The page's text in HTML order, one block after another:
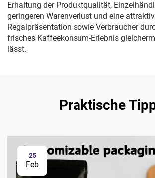
Erhaltung der Produktqualität,
geringeren Warenverlust und eine
Regalpräsentation sowie Verbraucher
frisches Kaffeekonsum-Erlebnis
lässt.
Praktische
25
Feb